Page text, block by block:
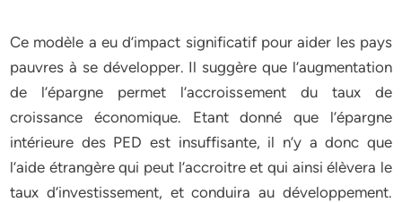
Ce modèle a eu d’impact significatif pour aider les pays
pauvres à se développer. Il suggère que l’augmentation
de l’épargne permet l’accroissement du taux de
croissance économique. Etant donné que l’épargne
intérieure des PED est insuffisante, il n’y a donc que
l’aide étrangère qui peut l’accroitre et qui ainsi élèvera le
taux d’investissement, et conduira au développement.